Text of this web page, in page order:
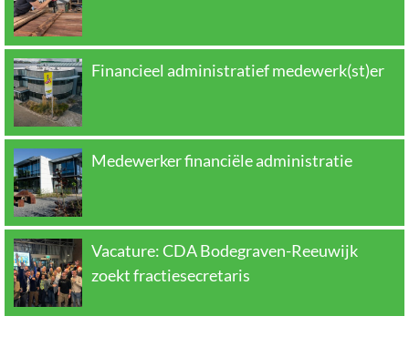
Financieel administratief medewerk(st)er
Medewerker financiële administratie
Vacature: CDA Bodegraven-Reeuwijk
zoekt fractiesecretaris